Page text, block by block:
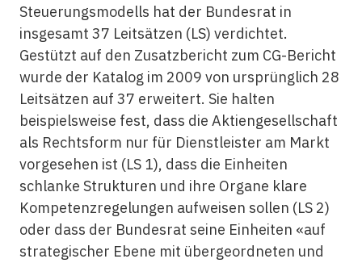
Steuerungsmodells hat der Bundesrat in
insgesamt 37 Leitsätzen (LS) verdichtet.
Gestützt auf den Zusatzbericht zum CG-Bericht
wurde der Katalog im 2009 von ursprünglich 28
Leitsätzen auf 37 erweitert. Sie halten
beispielsweise fest, dass die Aktiengesellschaft
als Rechtsform nur für Dienstleister am Markt
vorgesehen ist (LS 1), dass die Einheiten
schlanke Strukturen und ihre Organe klare
Kompetenzregelungen aufweisen sollen (LS 2)
oder dass der Bundesrat seine Einheiten «auf
strategischer Ebene mit übergeordneten und